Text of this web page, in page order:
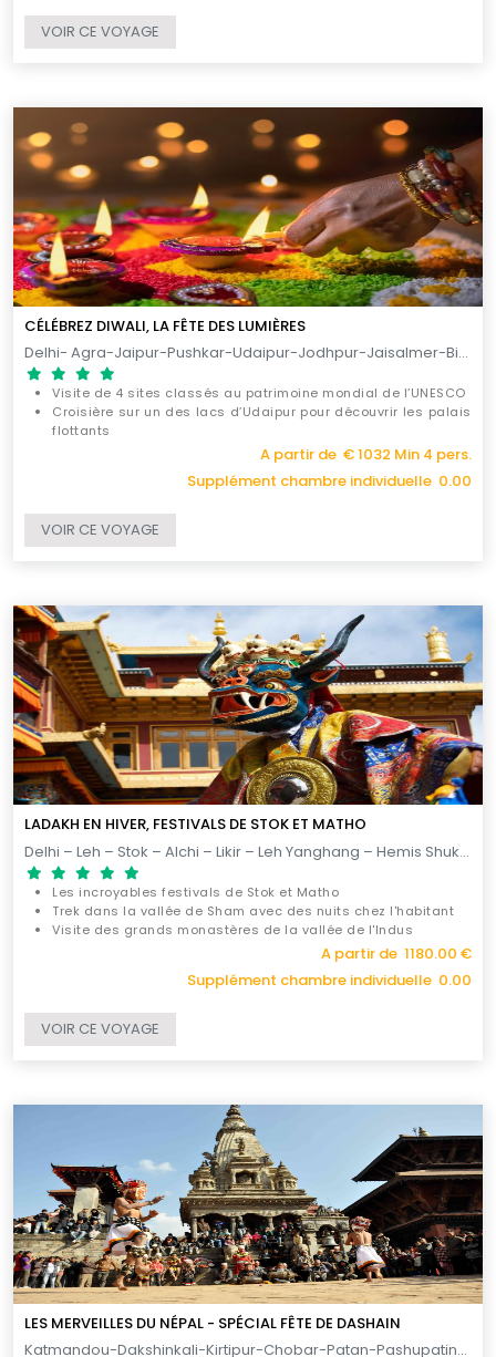
VOIR CE VOYAGE
CÉLÉBREZ DIWALI, LA FÊTE DES LUMIÈRES
Delhi- Agra-Jaipur-Pushkar-Udaipur-Jodhpur-Jaisalmer-Bikaner-Mandawa-Delhi / 14 JOURS
Visite de 4 sites classés au patrimoine mondial de l’UNESCO
Croisière sur un des lacs d’Udaipur pour découvrir les palais
flottants
Prenez part au festival des lumières Diwali à Jaipur
A partir de € 1032 Min 4 pers.
Supplément chambre individuelle 0.00
VOIR CE VOYAGE
LADAKH EN HIVER, FESTIVALS DE STOK ET MATHO
Delhi – Leh – Stok – Alchi – Likir – Leh Yanghang – Hemis Shukpachan – Temisgam – Vallee de l’Indus – Leh – Delhi / 12 JOURS
Les incroyables festivals de Stok et Matho
Trek dans la vallée de Sham avec des nuits chez l'habitant
Visite des grands monastères de la vallée de l'Indus
A partir de 1180.00 €
Supplément chambre individuelle 0.00
VOIR CE VOYAGE
LES MERVEILLES DU NÉPAL - SPÉCIAL FÊTE DE DASHAIN
Katmandou-Dakshinkali-Kirtipur-Chobar-Patan-Pashupatinath-Bodhnath-Nagarkot-Nala-Bhaktapur-Chitwan-Pokhara-Sarangkot-Pokhara-Katmandou / 11 JOURS